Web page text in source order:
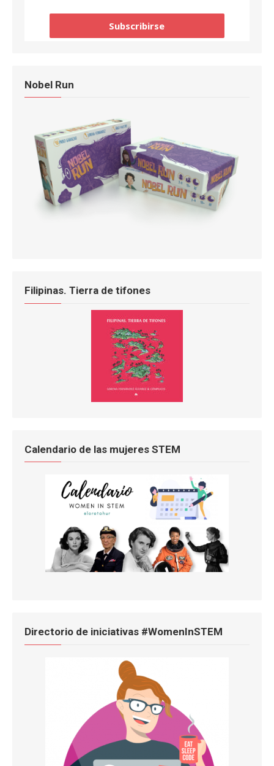
Nobel Run
Filipinas. Tierra de tifones
Calendario de las mujeres STEM
Directorio de iniciativas #WomenInSTEM